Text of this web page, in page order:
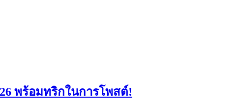
พร้อมทริกในการโพสต์!